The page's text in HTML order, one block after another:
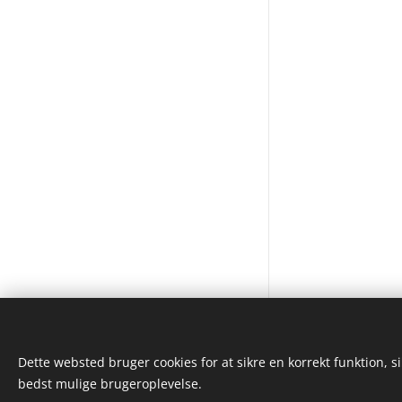
side tilhører KiWa Foto!
Dette websted bruger cookies for at sikre en korrekt funktion,
bedst mulige brugeroplevelse.